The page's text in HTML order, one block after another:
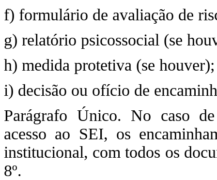
f) formulário de avaliação de
g) relatório psicossocial (se
h) medida protetiva (se houver);
i) decisão ou ofício de
Parágrafo Único. No caso
acesso ao SEI, os
institucional, com todos os
8º.